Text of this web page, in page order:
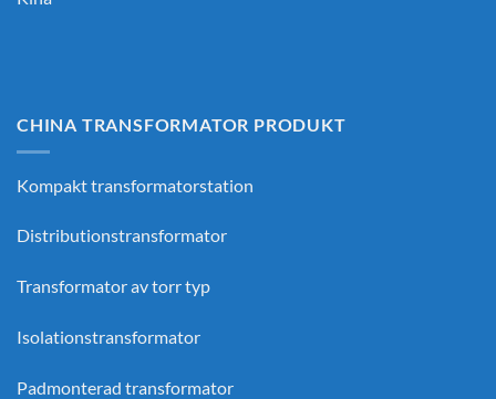
CHINA TRANSFORMATOR PRODUKT
Kompakt transformatorstation
Distributionstransformator
Transformator av torr typ
Isolationstransformator
Padmonterad transformator